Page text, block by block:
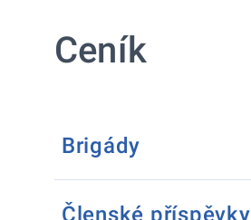
Ceník
Brigády
Členské příspěvky